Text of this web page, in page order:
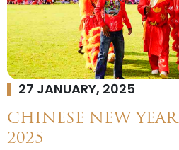
27 JANUARY, 2025
CHINESE NEW
2025